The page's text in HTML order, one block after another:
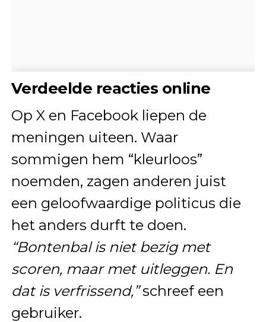
Verdeelde reacties online
Op X en Facebook liepen de
meningen uiteen. Waar
sommigen hem “kleurloos”
noemden, zagen anderen juist
een geloofwaardige politicus die
het anders durft te doen.
“Bontenbal is niet bezig met
scoren, maar met uitleggen. En
dat is verfrissend,”schreef een
gebruiker.